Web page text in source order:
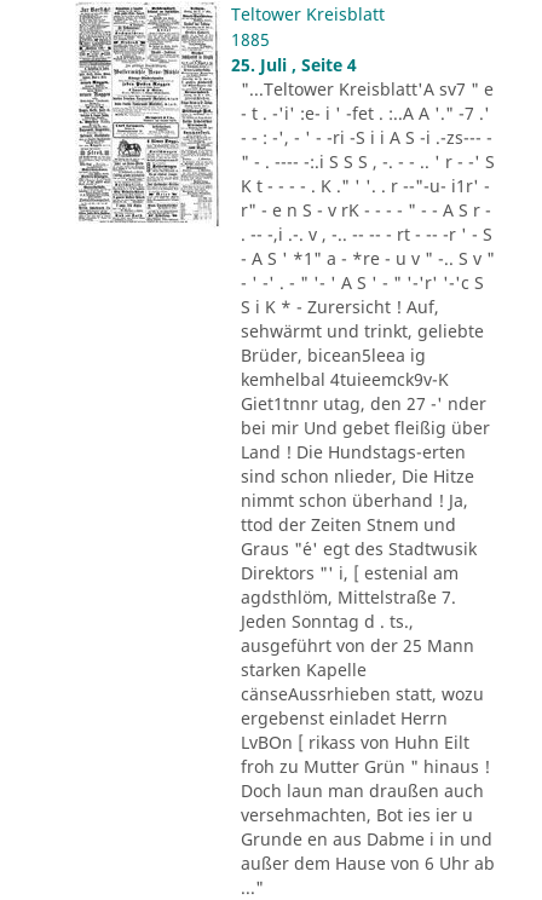
Teltower Kreisblatt
1885
25. Juli , Seite 4
"...Teltower Kreisblatt'A sv7 " e
- t . -'i' :e- i ' -fet . :..A A '." -7 .'
- - : -', - ' - -ri -S i i A S -i .-zs--- -
" - . ---- -:.i S S S , -. - - .. ' r - -' S
K t - - - - . K ." ' '. . r --"-u- i1r' -
r" - e n S - v rK - - - - " - - A S r -
. -- -,i .-. v , -.. -- -- - rt - -- -r ' - S
- A S ' *1" a - *re - u v " -.. S v "
- ' -' . - " '- ' A S ' - " '-'r' '-'c S
S i K * - Zurersicht ! Auf,
sehwärmt und trinkt, geliebte
Brüder, bicean5leea ig
kemhelbal 4tuieemck9v-K
Giet1tnnr utag, den 27 -' nder
bei mir Und gebet fleißig über
Land ! Die Hundstags-erten
sind schon nlieder, Die Hitze
nimmt schon überhand ! Ja,
ttod der Zeiten Stnem und
Graus "´e' egt des Stadtwusik
Direktors "' i, [ estenial am
agdsthlöm, Mittelstraße 7.
Jeden Sonntag d . ts.,
ausgeführt von der 25 Mann
starken Kapelle
cänseAussrhieben statt, wozu
ergebenst einladet Herrn
LvBOn [ rikass von Huhn Eilt
froh zu Mutter Grün " hinaus !
Doch laun man draußen auch
versehmachten, Bot ies ier u
Grunde en aus Dabme i in und
außer dem Hause von 6 Uhr ab
..."